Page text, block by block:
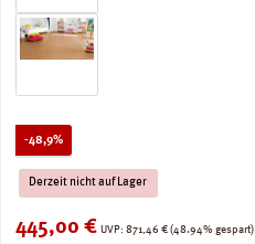
-48,9%Rabatt
Derzeit nicht auf Lager
Verkaufspreis:
445,00 € UVP: Regulärer Preis:
871,46 € (48.94% gespart)